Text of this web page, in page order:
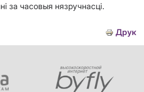
за часовыя нязручнасці.
Друк